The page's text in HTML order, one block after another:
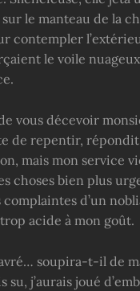
le manteau de la
contempler
le voile
vous décevoir
de repentir,
mais mon service
choses bien plus
complaintes d’un
acide à mon goût.
soupira-t-il de
su, j’aurais joué